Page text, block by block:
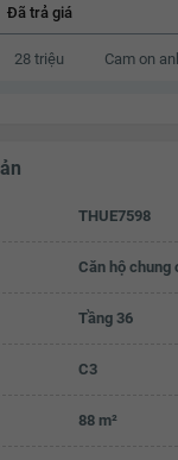
Đã trả giá
28 triệu Cam on
THUE7598
Căn hộ chung
Tầng 36
C3
88 m²